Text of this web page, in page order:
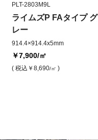
PLT-2803M9L
ライムズP FAタイプ グ
レー
914.4×914.4x5mm
￥7,900/㎡
( 税込 ￥8,690/㎡ )